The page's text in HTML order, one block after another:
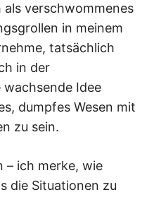
als verschwommenes
in meinem
tatsächlich
in der
Idee
dumpfes Wesen mit
zu sein.
– ich merke, wie
die Situationen zu